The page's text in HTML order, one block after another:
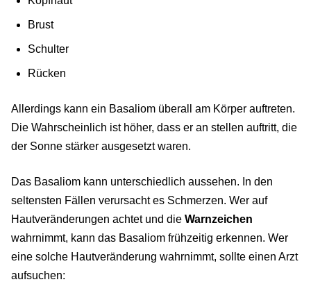
Brust
Schulter
Rücken
Allerdings kann ein Basaliom überall am Körper auftreten.
Die Wahrscheinlich ist höher, dass er an stellen auftritt, die
der Sonne stärker ausgesetzt waren.
Das Basaliom kann unterschiedlich aussehen. In den
seltensten Fällen verursacht es Schmerzen. Wer auf
Hautveränderungen achtet und die Warnzeichen
wahrnimmt, kann das Basaliom frühzeitig erkennen. Wer
eine solche Hautveränderung wahrnimmt, sollte einen Arzt
aufsuchen: